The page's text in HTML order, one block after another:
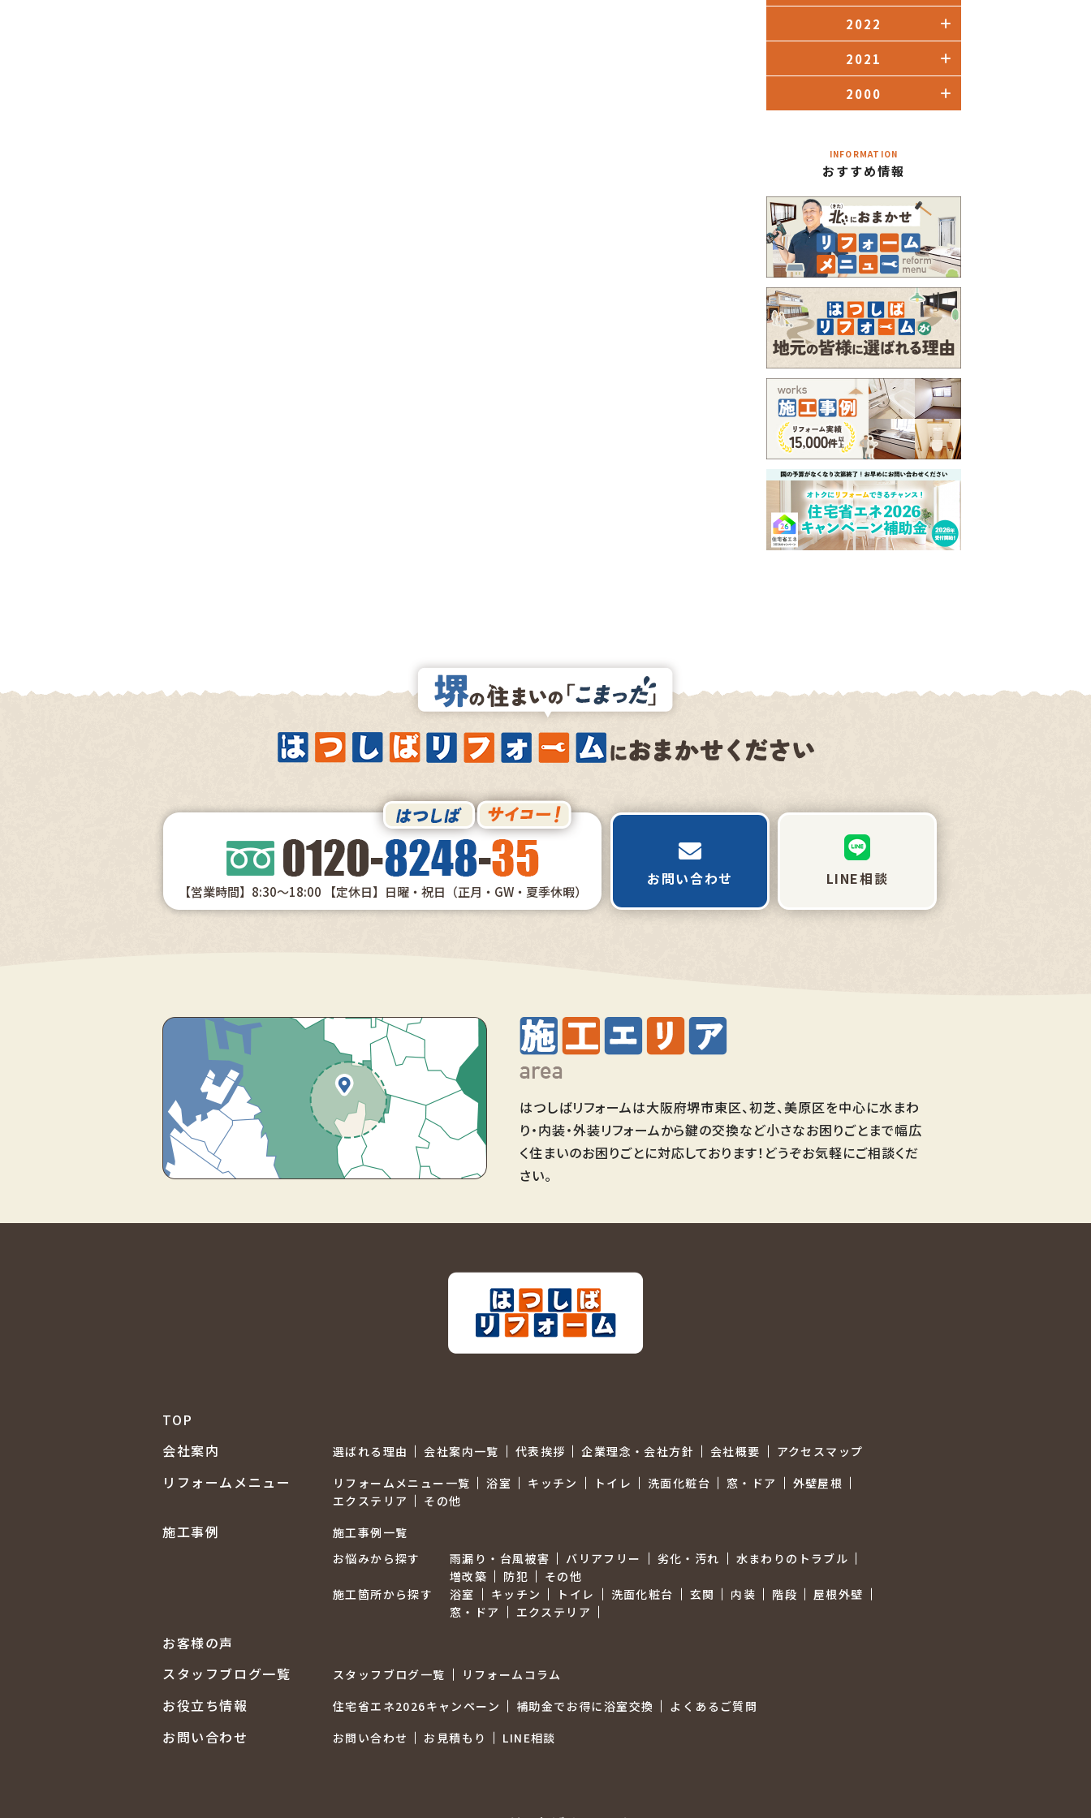
2022
2021
2000
INFORMATION
おすすめ情報
【営業時間】8:30～18:00 【定休日】日曜・祝日（正月・GW・夏季休暇）
お問い合わせ LINE相談
はつしばリフォームは大阪府堺市東区、初芝、美原区を中心に水まわ
り・内装・外装リフォームから鍵の交換など小さなお困りごとまで幅広
く住まいのお困りごとに対応しております！どうぞお気軽にご相談くだ
さい。
TOP
会社案内
選ばれる理由 会社案内一覧 代表挨拶 企業理念・会社方針 会社概要 アクセスマップ
リフォームメニュー リフォームメニュー一覧 浴室 キッチン トイレ 洗面化粧台 窓・ドア
外壁屋根
エクステリア
その他
施工事例
施工事例一覧
お悩みから探す
雨漏り・台風被害 バリアフリー 劣化・汚れ
水まわりのトラブル
増改築
防犯
その他
施工箇所から探す
浴室 キッチン トイレ 洗面化粧台 玄関 内装 階段
屋根外壁
窓・ドア
エクステリア
お客様の声
スタッフブログ一覧
スタッフブログ一覧 リフォームコラム
お役立ち情報 住宅省エネ2026キャンペーン 補助金でお得に浴室交換 よくあるご質問
お問い合わせ お問い合わせ お見積もり LINE相談